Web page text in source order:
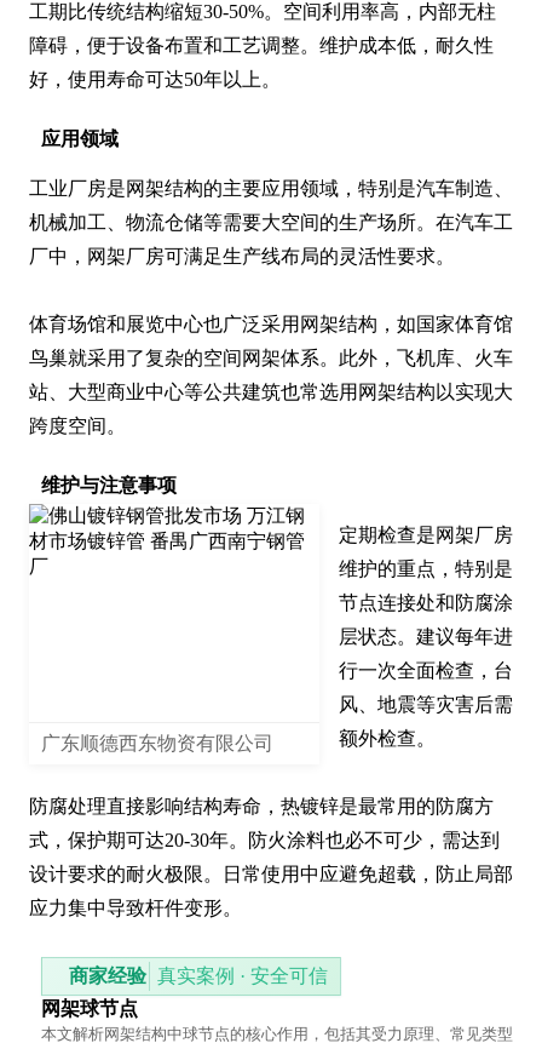
工期比传统结构缩短30-50%。空间利用率高，内部无柱
障碍，便于设备布置和工艺调整。维护成本低，耐久性
好，使用寿命可达50年以上。
应用领域
工业厂房是网架结构的主要应用领域，特别是汽车制造、
机械加工、物流仓储等需要大空间的生产场所。在汽车工
厂中，网架厂房可满足生产线布局的灵活性要求。
体育场馆和展览中心也广泛采用网架结构，如国家体育馆
鸟巢就采用了复杂的空间网架体系。此外，飞机库、火车
站、大型商业中心等公共建筑也常选用网架结构以实现大
跨度空间。
维护与注意事项
广东顺德西东物资有限公司
定期检查是网架厂房
维护的重点，特别是
节点连接处和防腐涂
层状态。建议每年进
行一次全面检查，台
风、地震等灾害后需
额外检查。
防腐处理直接影响结构寿命，热镀锌是最常用的防腐方
式，保护期可达20-30年。防火涂料也必不可少，需达到
设计要求的耐火极限。日常使用中应避免超载，防止局部
应力集中导致杆件变形。
商家经验 真实案例 · 安全可信
网架球节点
本文解析网架结构中球节点的核心作用，包括其受力原理、常见类型